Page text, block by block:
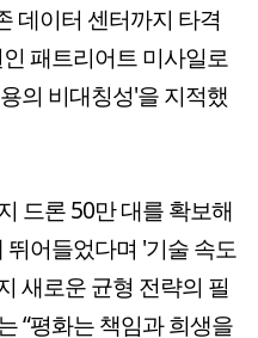
데이터 센터까지 타격
패트리어트 미사일로
의 비대칭성'을 지적했
드론 50만 대를 확보해
뛰어들었다며 '기술 속도
새로운 균형 전략의 필
“평화는 책임과 희생을